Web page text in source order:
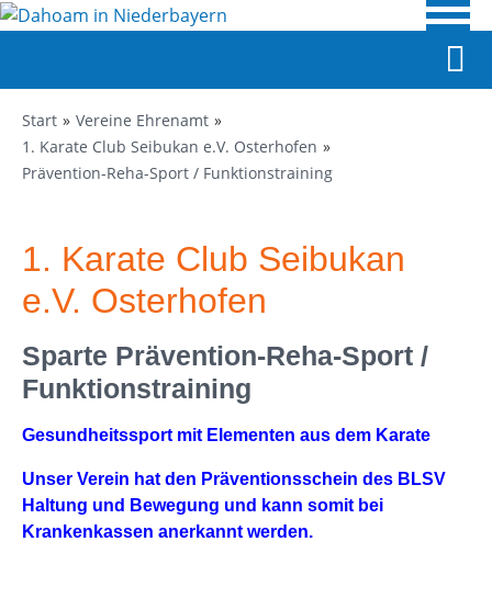
Start
Vereine Ehrenamt
1. Karate Club Seibukan e.V. Osterhofen
Prävention-Reha-Sport / Funktionstraining
1. Karate Club Seibukan
e.V. Osterhofen
Sparte Prävention-Reha-Sport /
Funktionstraining
Gesundheitssport mit Elementen aus dem Karate
Unser Verein hat den Präventionsschein des BLSV
Haltung und Bewegung und kann somit bei
Krankenkassen anerkannt werden.